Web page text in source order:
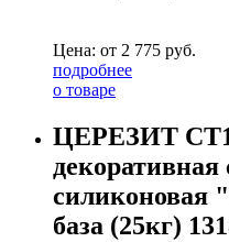
Цена: от 2 775 руб.
подробнее
о товаре
ЦЕРЕЗИТ
декоративная
силиконовая
база (25кг)